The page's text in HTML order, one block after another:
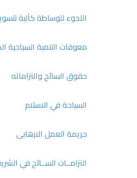
اللجوء للوساطة كآلية
معوقات التنمية السياحية
حقوق السائح والتزاماته
السياحة في الاسلام
جريمة العمل الارهابى
التزامــات الســائح في